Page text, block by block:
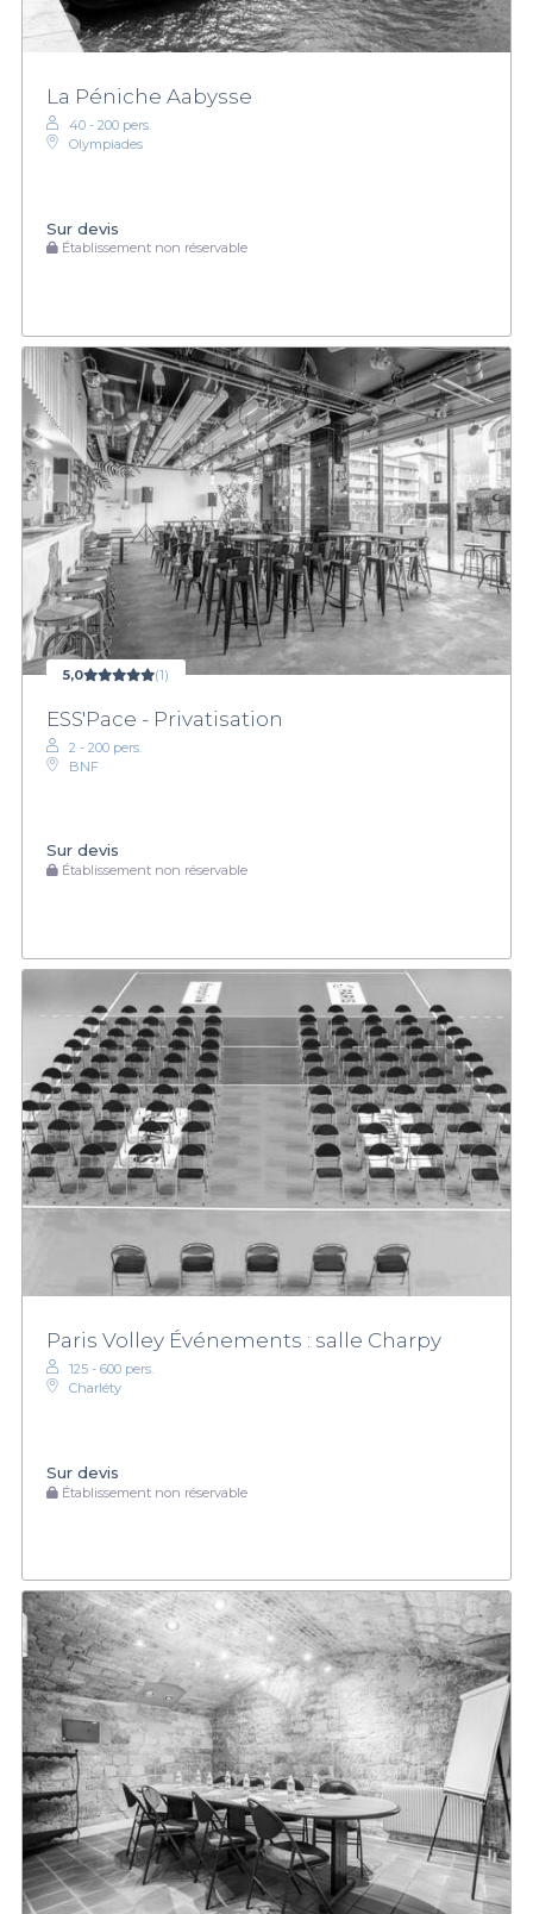
La Péniche Aabysse
40 - 200 pers.
Olympiades
Sur devis
Établissement non réservable
5,0 (1)
ESS'Pace - Privatisation
2 - 200 pers.
BNF
Sur devis
Établissement non réservable
Paris Volley Événements : salle Charpy
125 - 600 pers.
Charléty
Sur devis
Établissement non réservable